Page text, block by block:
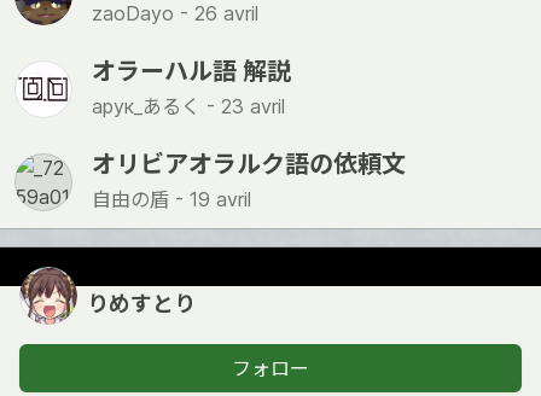
zaoDayo - 26 avril
オラーハル語 解説
арук_あるく - 23 avril
オリビアオラルク語の依頼文
自由の盾 - 19 avril
りめすとり
フォロー